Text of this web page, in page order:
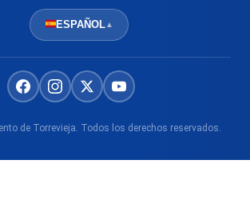
ESPAÑOL▲
de Torrevieja. Todos los derechos reservados.